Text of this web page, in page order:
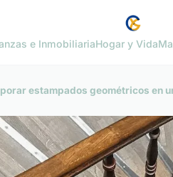
e InmobiliariaHogar y Vida
estampados geométricos en